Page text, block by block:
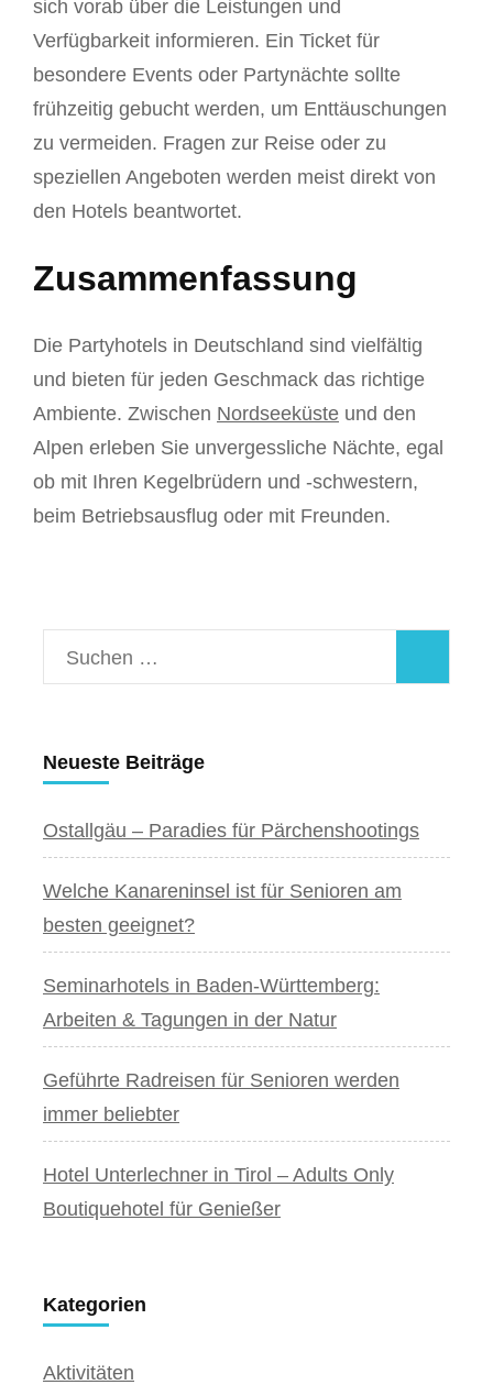
sich vorab über die Leistungen und
Verfügbarkeit informieren. Ein Ticket für
besondere Events oder Partynächte sollte
frühzeitig gebucht werden, um Enttäuschungen
zu vermeiden. Fragen zur Reise oder zu
speziellen Angeboten werden meist direkt von
den Hotels beantwortet.
Zusammenfassung
Die Partyhotels in Deutschland sind vielfältig
und bieten für jeden Geschmack das richtige
Ambiente. Zwischen Nordseeküste und den
Alpen erleben Sie unvergessliche Nächte, egal
ob mit Ihren Kegelbrüdern und -schwestern,
beim Betriebsausflug oder mit Freunden.
Suchen
nach:
Neueste Beiträge
Ostallgäu – Paradies für Pärchenshootings
Welche Kanareninsel ist für Senioren am
besten geeignet?
Seminarhotels in Baden-Württemberg:
Arbeiten & Tagungen in der Natur
Geführte Radreisen für Senioren werden
immer beliebter
Hotel Unterlechner in Tirol – Adults Only
Boutiquehotel für Genießer
Kategorien
Aktivitäten